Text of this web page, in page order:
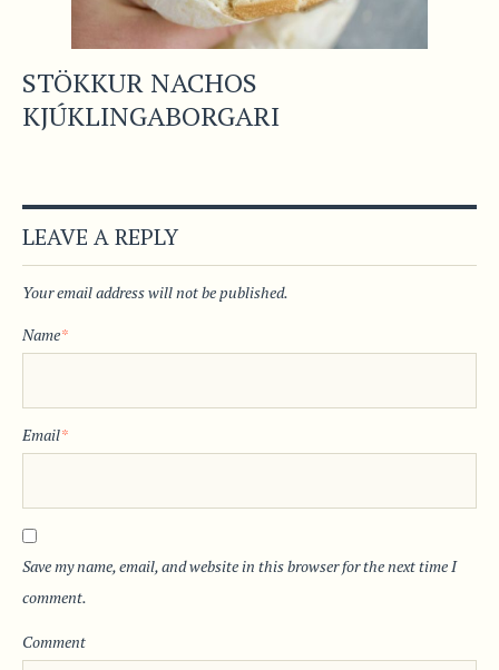
STÖKKUR NACHOS
KJÚKLINGABORGARI
LEAVE A REPLY
Your email address will not be published.
Name*
Email*
Save my name, email, and website in this browser for the next time I
comment.
Comment